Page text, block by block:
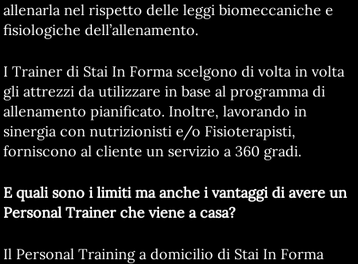
allenarla nel rispetto delle leggi biomeccaniche e
fisiologiche dell’allenamento.
I Trainer di Stai In Forma scelgono di volta in volta
gli attrezzi da utilizzare in base al programma di
allenamento pianificato. Inoltre, lavorando in
sinergia con nutrizionisti e/o Fisioterapisti,
forniscono al cliente un servizio a 360 gradi.
E quali sono i limiti ma anche i vantaggi di avere un
Personal Trainer che viene a casa?
Il Personal Training a domicilio di Stai In Forma